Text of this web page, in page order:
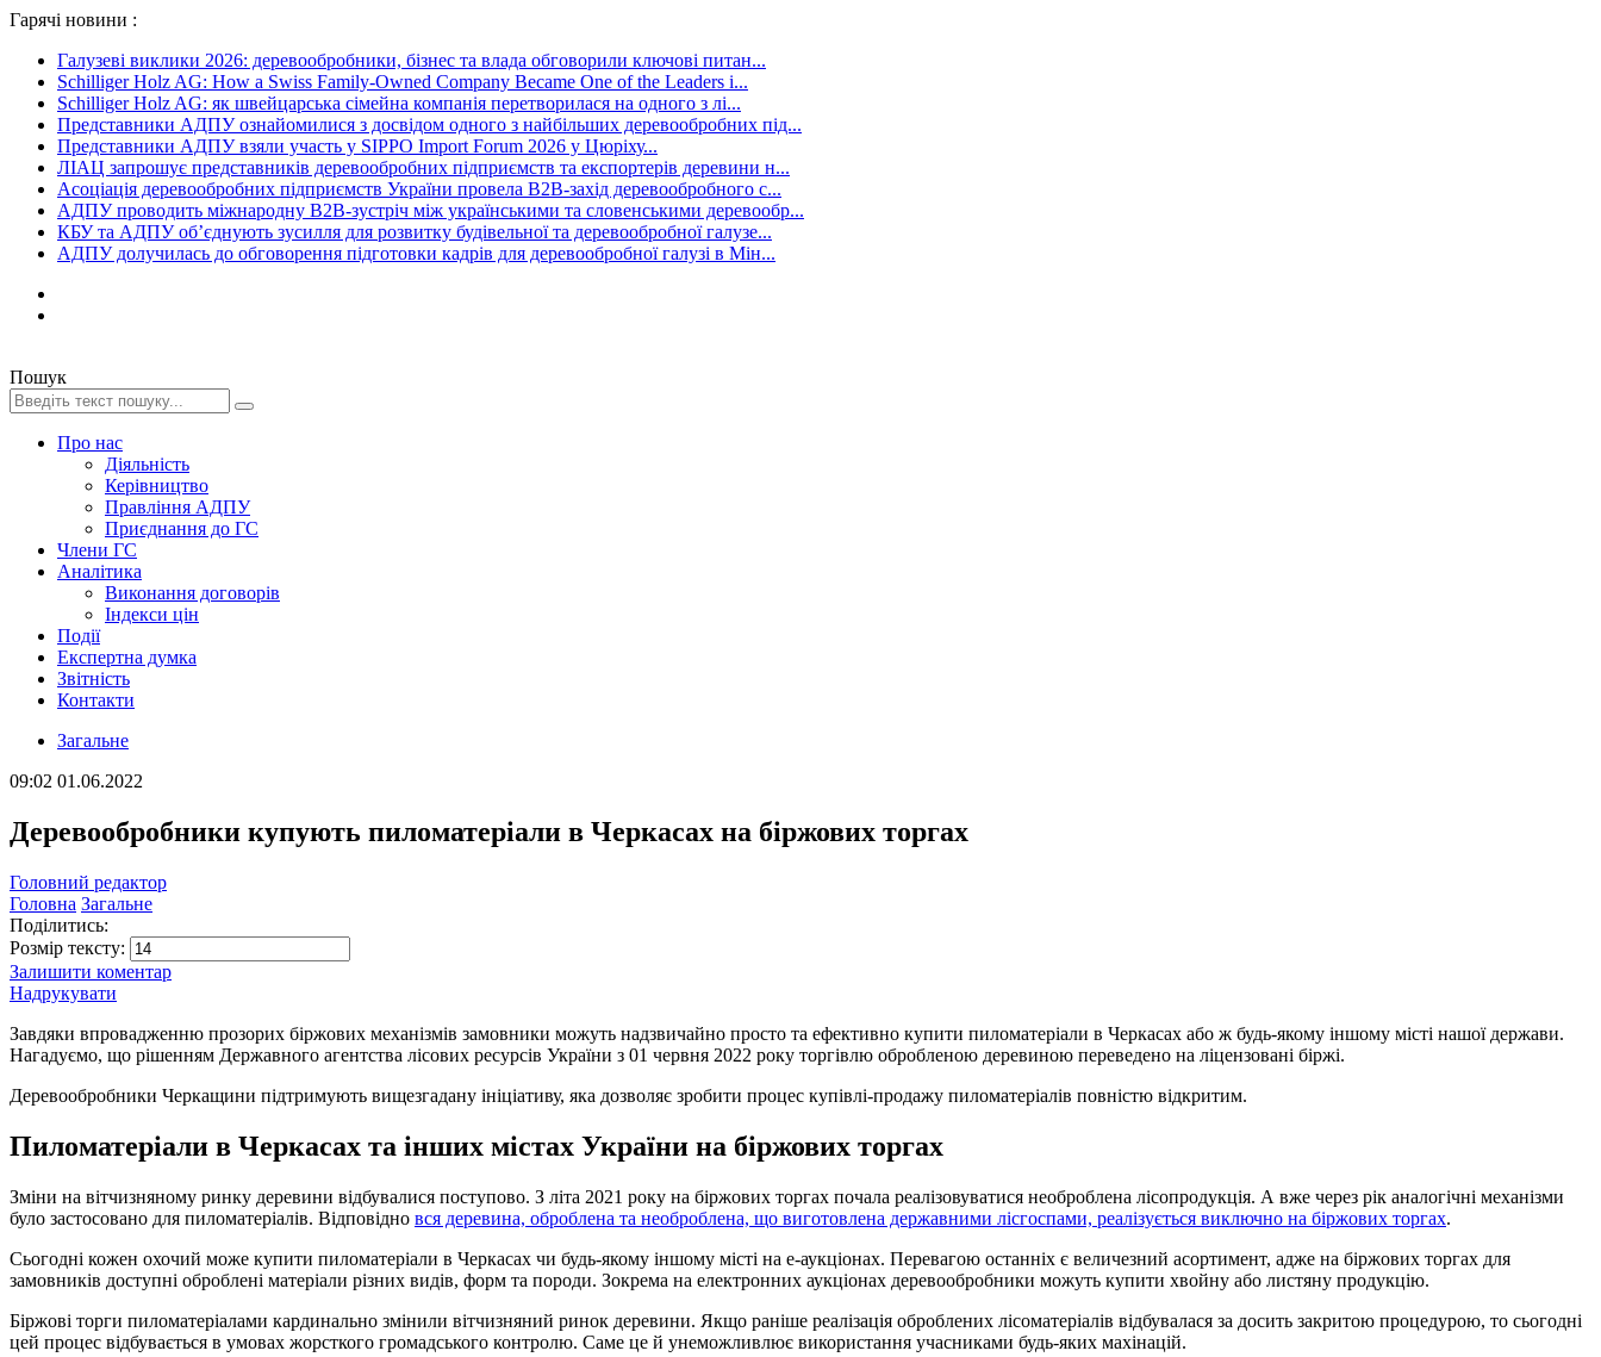
Гарячі новини :
Галузеві виклики 2026: деревообробники, бізнес та влада обговорили ключові питан...
Schilliger Holz AG: How a Swiss Family-Owned Company Became One of the Leaders i...
Schilliger Holz AG: як швейцарська сімейна компанія перетворилася на одного з лі...
Представники АДПУ ознайомилися з досвідом одного з найбільших деревообробних під...
Представники АДПУ взяли участь у SIPPO Import Forum 2026 у Цюріху...
ЛІАЦ запрошує представників деревообробних підприємств та експортерів деревини н...
Асоціація деревообробних підприємств України провела B2B-захід деревообробного с...
АДПУ проводить міжнародну B2B-зустріч між українськими та словенськими деревообр...
КБУ та АДПУ об’єднують зусилля для розвитку будівельної та деревообробної галузе...
АДПУ долучилась до обговорення підготовки кадрів для деревообробної галузі в Мін...
Пошук
Про нас
Діяльність
Керівництво
Правління АДПУ
Приєднання до ГС
Члени ГС
Аналітика
Виконання договорів
Індекси цін
Події
Експертна думка
Звітність
Контакти
Загальне
09:02 01.06.2022
Деревообробники купують пиломатеріали в Черкасах на біржових торгах
Головний редактор
Головна Загальне
Поділитись:
Розмір тексту:
Залишити коментар
Надрукувати
Завдяки впровадженню прозорих біржових механізмів замовники можуть надзвичайно просто та ефективно купити пиломатеріали в Черкасах або ж будь-якому іншому місті нашої держави.
Нагадуємо, що рішенням Державного агентства лісових ресурсів України з 01 червня 2022 року торгівлю обробленою деревиною переведено на ліцензовані біржі.
Деревообробники Черкащини підтримують вищезгадану ініціативу, яка дозволяє зробити процес купівлі-продажу пиломатеріалів повністю відкритим.
Пиломатеріали в Черкасах та інших містах України на біржових торгах
Зміни на вітчизняному ринку деревини відбувалися поступово. З літа 2021 року на біржових торгах почала реалізовуватися необроблена лісопродукція. А вже через рік аналогічні механізми
було застосовано для пиломатеріалів. Відповідно вся деревина, оброблена та необроблена, що виготовлена державними лісгоспами, реалізується виключно на біржових торгах.
Сьогодні кожен охочий може купити пиломатеріали в Черкасах чи будь-якому іншому місті на е-аукціонах. Перевагою останніх є величезний асортимент, адже на біржових торгах для
замовників доступні оброблені матеріали різних видів, форм та породи. Зокрема на електронних аукціонах деревообробники можуть купити хвойну або листяну продукцію.
Біржові торги пиломатеріалами кардинально змінили вітчизняний ринок деревини. Якщо раніше реалізація оброблених лісоматеріалів відбувалася за досить закритою процедурою, то сьогодні
цей процес відбувається в умовах жорсткого громадського контролю. Саме це й унеможливлює використання учасниками будь-яких махінацій.